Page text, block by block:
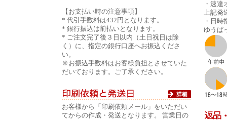
【お支払い時の注意事項】
* 代引手数料は432円となります。
* 銀行振込は前払いとなります。
* ご注文完了後３日以内（土日祝日は除
く）に、指定の銀行口座へお振込くださ
い。
※お振込手数料はお客様負担とさせていた
だいております。ご了承ください。
お客様から「印刷依頼メール」をいただい
てからの作成・発送となります。 営業日の
・速達
上記発
・日時
ゆうぱ